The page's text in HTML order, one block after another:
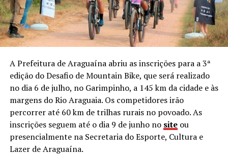
A Prefeitura de Araguaína abriu as inscrições para a 3ª
edição do Desafio de Mountain Bike, que será realizado
no dia 6 de julho, no Garimpinho, a 145 km da cidade e às
margens do Rio Araguaia. Os competidores irão
percorrer até 60 km de trilhas rurais no povoado. As
inscrições seguem até o dia 9 de junho no site ou
presencialmente na Secretaria do Esporte, Cultura e
Lazer de Araguaína.